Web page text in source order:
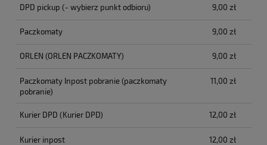
DPD pickup (- wybierz punkt odbioru) 9,00 zł
Paczkomaty 9,00 zł
ORLEN (ORLEN PACZKOMATY) 9,00 zł
Paczkomaty Inpost pobranie(paczkomaty
pobranie)
11,00 zł
Kurier DPD (Kurier DPD) 12,00 zł
Kurier inpost 12,00 zł